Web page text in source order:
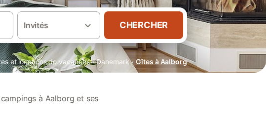
Invités CHERCHER
et locations de vacances · Danemark · Gîtes à Aalborg
à Aalborg et ses